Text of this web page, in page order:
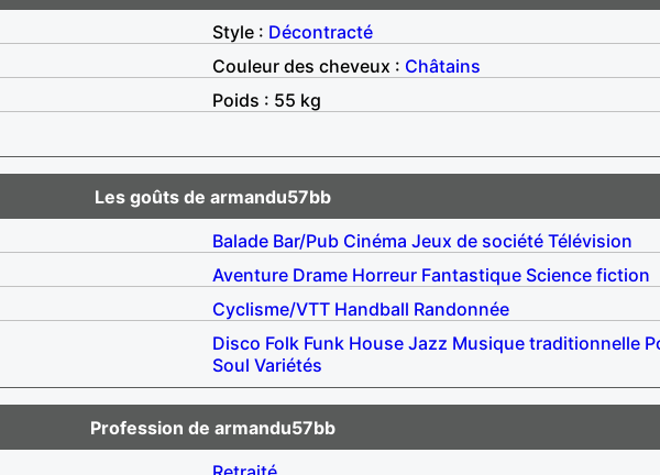
Style : Décontracté
Couleur des cheveux : Châtains
Poids : 55 kg
Les goûts de armandu57bb
Balade Bar/Pub Cinéma Jeux de société Télévision
Aventure Drame Horreur Fantastique Science fiction
Cyclisme/VTT Handball Randonnée
Disco Folk Funk House Jazz Musique traditionnelle
Soul Variétés
Profession de armandu57bb